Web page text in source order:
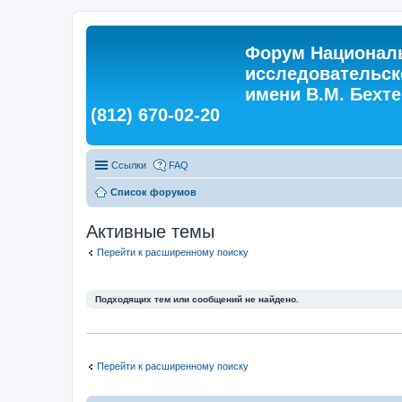
Форум
имени В.М.
(812) 670-02-20
Ссылки FAQ
Список форумов
Активные темы
Перейти к расширенному поиску
Подходящих тем или сообщений не найдено.
Перейти к расширенному поиску